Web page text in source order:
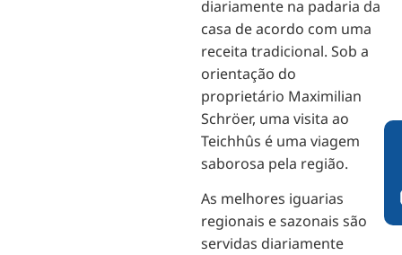
diariamente na padaria da
casa de acordo com uma
receita tradicional. Sob a
orientação do
proprietário Maximilian
Schröer, uma visita ao
Teichhûs é uma viagem
saborosa pela região.
As melhores iguarias
regionais e sazonais são
servidas diariamente